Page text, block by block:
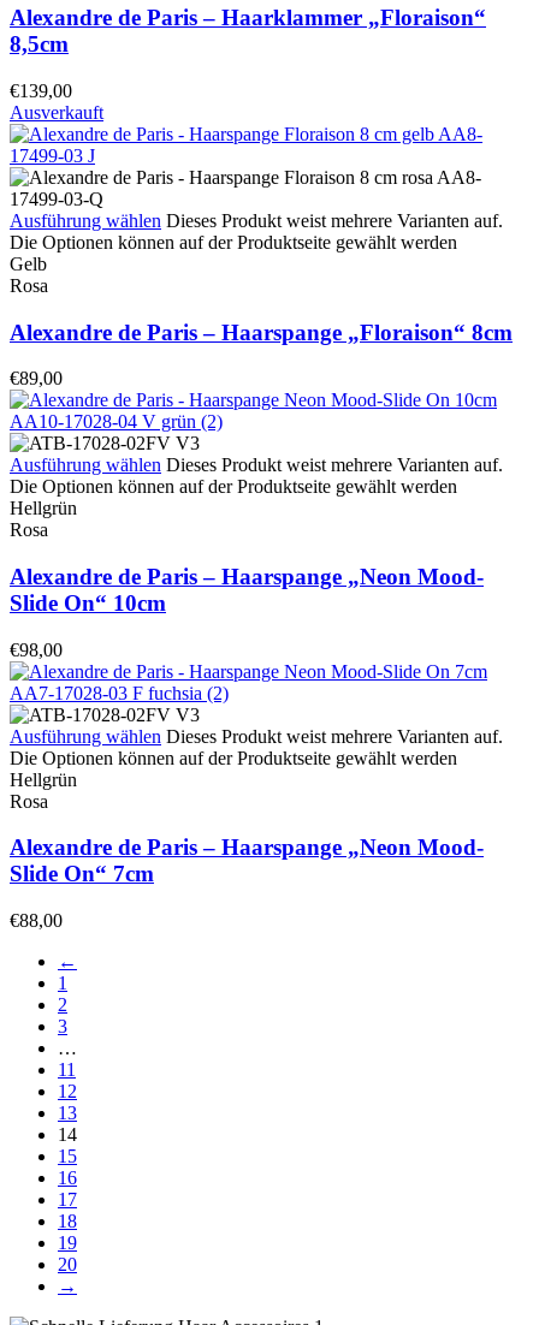
Alexandre de Paris – Haarklammer „Floraison“
8,5cm
€139,00
Ausverkauft
Ausführung wählen Dieses Produkt weist mehrere Varianten auf.
Die Optionen können auf der Produktseite gewählt werden
Gelb
Rosa
Alexandre de Paris – Haarspange „Floraison“ 8cm
€89,00
Ausführung wählen Dieses Produkt weist mehrere Varianten auf.
Die Optionen können auf der Produktseite gewählt werden
Hellgrün
Rosa
Alexandre de Paris – Haarspange „Neon Mood-
Slide On“ 10cm
€98,00
Ausführung wählen Dieses Produkt weist mehrere Varianten auf.
Die Optionen können auf der Produktseite gewählt werden
Hellgrün
Rosa
Alexandre de Paris – Haarspange „Neon Mood-
Slide On“ 7cm
€88,00
←
1
2
3
…
11
12
13
14
15
16
17
18
19
20
→